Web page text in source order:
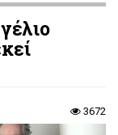
3672